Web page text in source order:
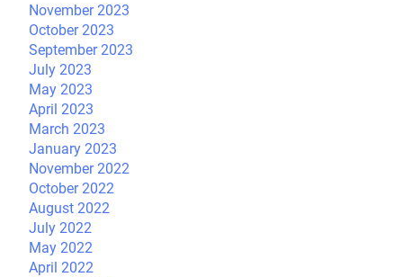
November 2023
October 2023
September 2023
July 2023
May 2023
April 2023
March 2023
January 2023
November 2022
October 2022
August 2022
July 2022
May 2022
April 2022